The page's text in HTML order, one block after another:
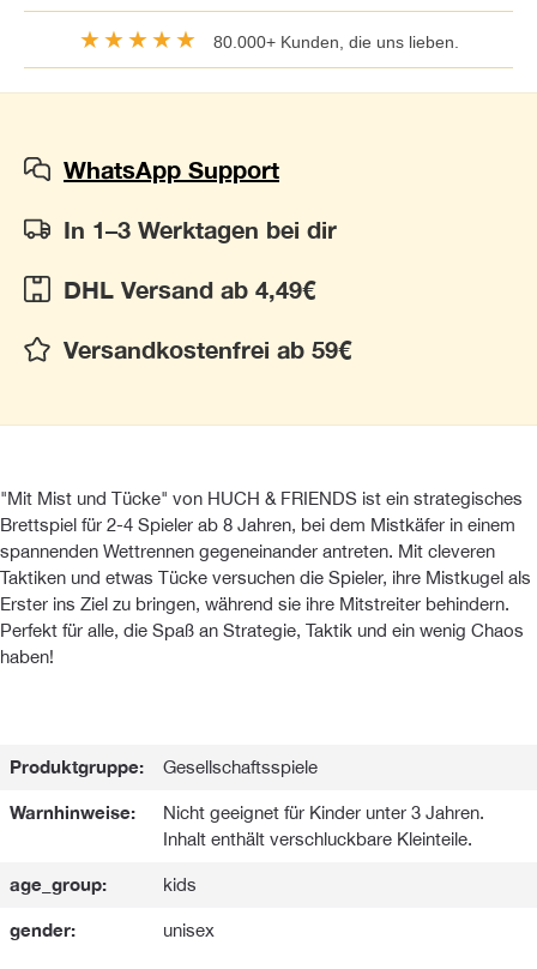
★★★★★ 80.000+ Kunden, die uns lieben.
WhatsApp Support
In 1–3 Werktagen bei dir
DHL Versand ab 4,49€
Versandkostenfrei ab 59€
"Mit Mist und Tücke" von HUCH & FRIENDS ist ein strategisches
Brettspiel für 2-4 Spieler ab 8 Jahren, bei dem Mistkäfer in einem
spannenden Wettrennen gegeneinander antreten. Mit cleveren
Taktiken und etwas Tücke versuchen die Spieler, ihre Mistkugel als
Erster ins Ziel zu bringen, während sie ihre Mitstreiter behindern.
Perfekt für alle, die Spaß an Strategie, Taktik und ein wenig Chaos
haben!
Produktgruppe: Gesellschaftsspiele
Warnhinweise:
Nicht geeignet für Kinder unter 3 Jahren.
Inhalt enthält verschluckbare Kleinteile.
age_group: kids
gender: unisex